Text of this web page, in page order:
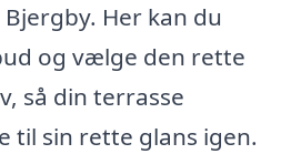
Her kan du
og vælge den rette
så din terrasse
til sin rette glans igen.